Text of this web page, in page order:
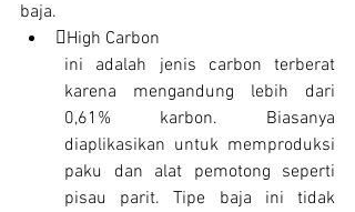
baja.
High Carbon
ini adalah jenis carbon terberat
karena mengandung lebih dari
0,61% karbon. Biasanya
diaplikasikan untuk memproduksi
paku dan alat pemotong seperti
pisau parit. Tipe baja ini tidak